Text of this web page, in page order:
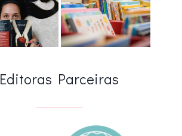
Editoras Parceiras